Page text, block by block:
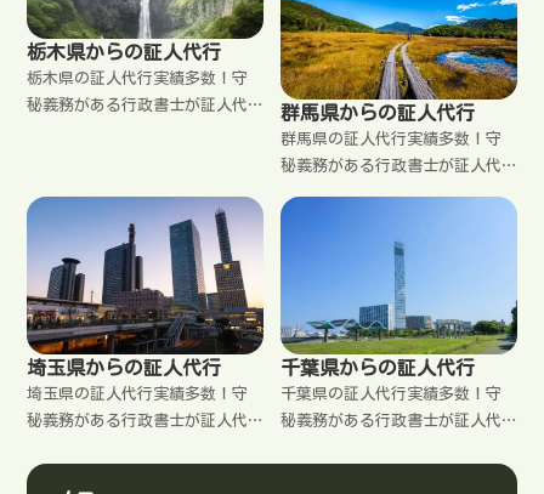
市 いわき市 白河市 須賀川市
喜多方市 相馬市 二本松市 田村
市 南相馬市 伊達市 本宮市 】
河市 石岡市 結城市 龍ケ崎市
下妻市 常総市 常陸太田市 高萩
市 北茨城市 笠間市 取手市 牛
久市 つくば市 ひたちなか市 鹿
嶋市 潮来市 守谷市 常陸大宮市
那珂市 筑西市 坂東市 稲敷市
かすみがうら市 桜川市 神栖市
行方市 鉾田市 つくばみらい
栃木県からの証人代行
栃木県の証人代行実績多数！守
秘義務がある行政書士が証人代
佐野市 鹿沼市 日光市 小山市
真岡市 大田原市 矢板市 那須塩
原市 さくら市 那須烏山市 下野
市】
群馬県からの証人代行
群馬県の証人代行実績多数！守
秘義務がある行政書士が証人代
密厳守。郵送で完結。来所不
要。【前橋市 高崎市 桐生市 伊
勢崎市 太田市 沼田市 館林市
渋川市 藤岡市 富岡市 安中市
みどり市】
埼玉県からの証人代行
埼玉県の証人代行実績多数！守
秘義務がある行政書士が証人代
密厳守。郵送で完結。来所不
千葉県からの証人代行
千葉県の証人代行実績多数！守
秘義務がある行政書士が証人代